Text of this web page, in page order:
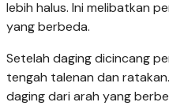
lebih halus. Ini melibatkan
yang berbeda.
Setelah daging dicincang
tengah talenan dan
daging dari arah yang